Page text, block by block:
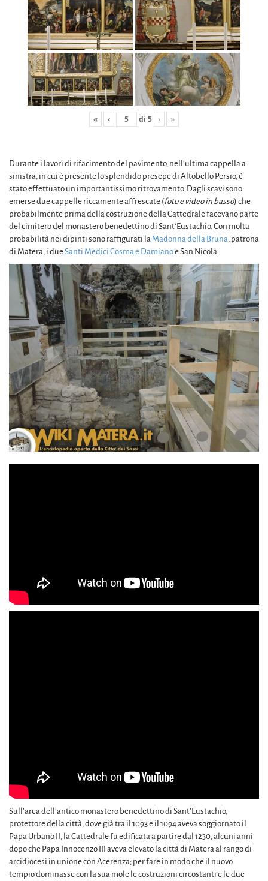
« ‹ di 5 › »
Durante i lavori di rifacimento del pavimento, nell’ultima cappella a
sinistra, in cui è presente lo splendido presepe di Altobello Persio, è
stato effettuato un importantissimo ritrovamento. Dagli scavi sono
emerse due cappelle riccamente affrescate (foto e video in basso) che
probabilmente prima della costruzione della Cattedrale facevano parte
del cimitero del monastero benedettino di Sant’Eustachio. Con molta
probabilità nei dipinti sono raffigurati la Madonna della Bruna, patrona
di Matera, i dueSanti Medici Cosma e Damianoe San Nicola.
Sull’area dell’antico monastero benedettino di Sant’Eustachio,
protettore della città, dove già tra il 1093 e il 1094 aveva soggiornato il
Papa Urbano II, la Cattedrale fu edificata a partire dal 1230, alcuni anni
dopo che Papa Innocenzo III aveva elevato la città di Matera al rango di
arcidiocesi in unione con Acerenza; per fare in modo che il nuovo
tempio dominasse con la sua mole le costruzioni circostanti e le due